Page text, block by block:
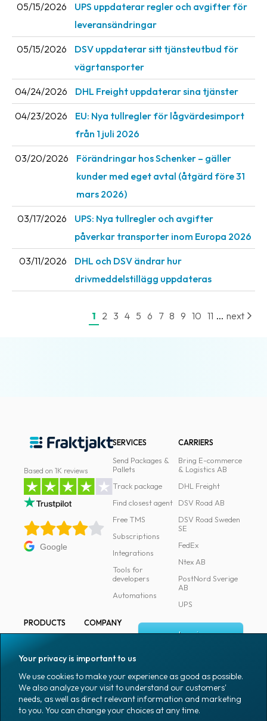
Terms
conditions
Privacy
Prohibited
dangerous
content
05/15/2026
UPS uppdaterar regler och avgifter för
leveransändringar
05/15/2026
DSV uppdaterar sitt tjänsteutbud för
vägrtansporter
04/24/2026 DHL Freight uppdaterar sina tjänster
04/23/2026
EU: Nya tullregler för låg­värdesimport
från 1 juli 2026
03/20/2026
Förändringar hos Schenker – gäller
kunder med eget avtal (åtgärd före 31
mars 2026)
03/17/2026
UPS: Nya tullregler och avgifter
påverkar transporter inom Europa 2026
03/11/2026
DHL och DSV ändrar hur
drivmeddelstillägg uppdateras
1 2 3 4 5 6 7 8 9 10 11 ... next
Based on 1K reviews
Google
SERVICES
Send Packages &
Pallets
Track package
Find closest agent
Free TMS
Subscriptions
Integrations
Tools for
developers
Automations
CARRIERS
Bring E-commerce
& Logistics AB
DHL Freight
DSV Road AB
DSV Road Sweden
SE
FedEx
Ntex AB
PostNord Sverige
AB
UPS
PRODUCTS
Marking
Packaging
Packaging
accessories
Office goods
COMPANY
Media
Coworkers
Job & career
News archive
Log in
Sign up
Your privacy is important to us
We use cookies to make your experience as good as possible.
We also analyze your visit to understand our customers'
needs, as well as direct relevant information and marketing
to you. You can change your choices at any time.